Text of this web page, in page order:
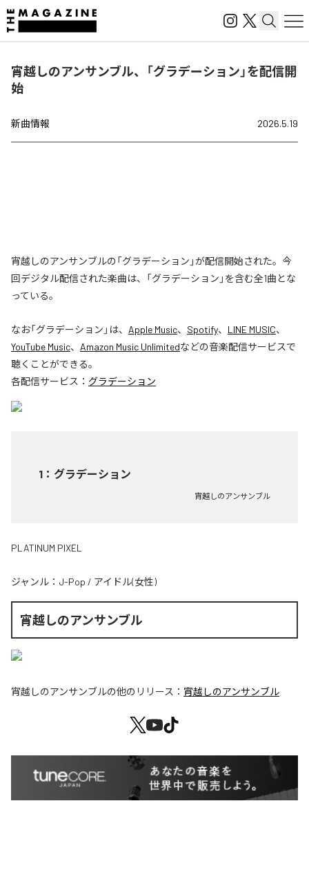
宵越しのアンサンブル、「グラデーション」を配信開
始
新曲情報 2026.5.19
宵越しのアンサンブルの「グラデーション」が配信開始された。今
回デジタル配信された楽曲は、「グラデーション」を含む全1曲とな
っている。
なお「グラデーション 」は、 Apple Music、 Spotify、 LINE MUSIC、
YouTube Music、 Amazon Music Unlimitedなどの音楽配信サービスで
聴くことができる。
各配信サービス： グラデーション
1 ： グラデーション
宵越しのアンサンブル
PLATINUM PIXEL
ジャンル： J-Pop / アイドル(女性)
宵越しのアンサンブル
宵越しのアンサンブルの他のリリース： 宵越しのアンサンブル